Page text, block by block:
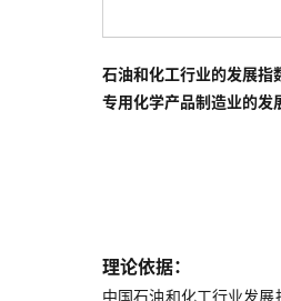
石油和化工行业的发展指
专用化学产品制造业的发
理论依据：
中国石油和化工行业发